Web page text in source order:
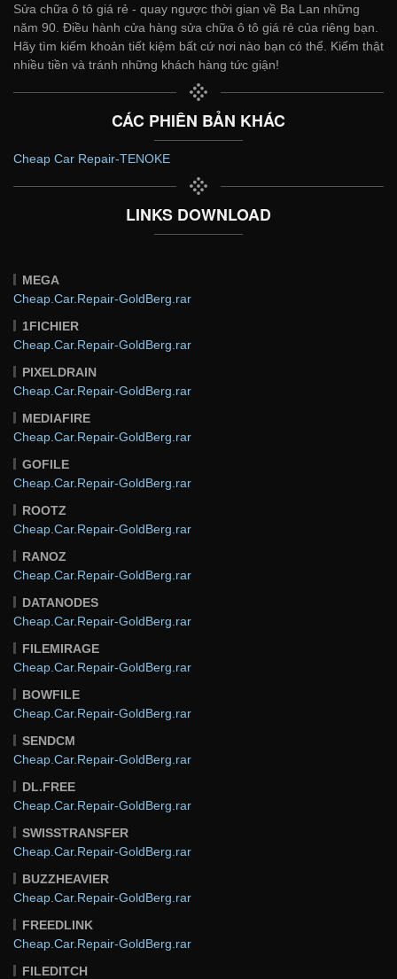
Sửa chữa ô tô giá rẻ - quay ngược thời gian về Ba Lan những
năm 90. Điều hành cửa hàng sửa chữa ô tô giá rẻ của riêng bạn.
Hãy tìm kiếm khoản tiết kiệm bất cứ nơi nào bạn có thể. Kiếm thật
nhiều tiền và tránh những khách hàng tức giận!
CÁC PHIÊN BẢN KHÁC
Cheap Car Repair-TENOKE
LINKS DOWNLOAD
MEGA
Cheap.Car.Repair-GoldBerg.rar
1FICHIER
Cheap.Car.Repair-GoldBerg.rar
PIXELDRAIN
Cheap.Car.Repair-GoldBerg.rar
MEDIAFIRE
Cheap.Car.Repair-GoldBerg.rar
GOFILE
Cheap.Car.Repair-GoldBerg.rar
ROOTZ
Cheap.Car.Repair-GoldBerg.rar
RANOZ
Cheap.Car.Repair-GoldBerg.rar
DATANODES
Cheap.Car.Repair-GoldBerg.rar
FILEMIRAGE
Cheap.Car.Repair-GoldBerg.rar
BOWFILE
Cheap.Car.Repair-GoldBerg.rar
SENDCM
Cheap.Car.Repair-GoldBerg.rar
DL.FREE
Cheap.Car.Repair-GoldBerg.rar
SWISSTRANSFER
Cheap.Car.Repair-GoldBerg.rar
BUZZHEAVIER
Cheap.Car.Repair-GoldBerg.rar
FREEDLINK
Cheap.Car.Repair-GoldBerg.rar
FILEDITCH